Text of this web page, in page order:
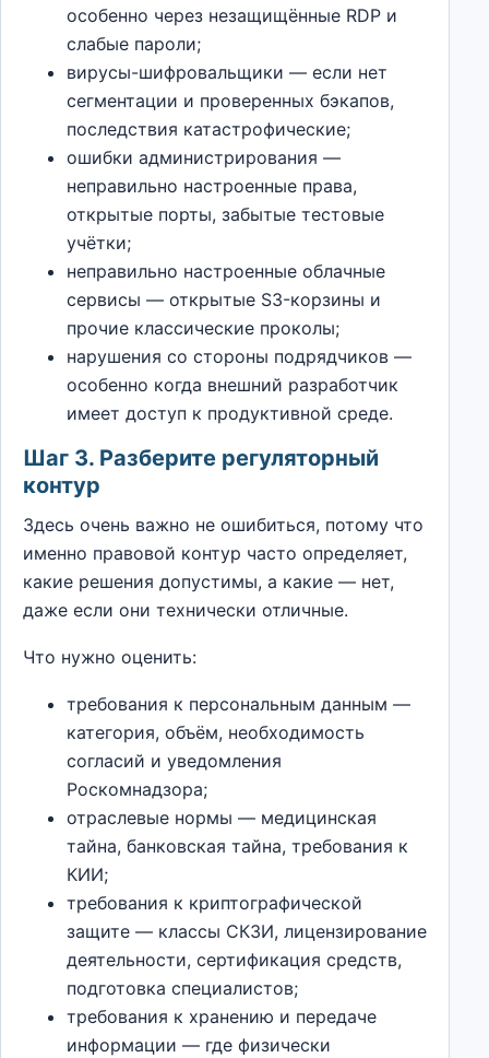
особенно через незащищённые RDP и
слабые пароли;
вирусы-шифровальщики — если нет
сегментации и проверенных бэкапов,
последствия катастрофические;
ошибки администрирования —
неправильно настроенные права,
открытые порты, забытые тестовые
учётки;
неправильно настроенные облачные
сервисы — открытые S3-корзины и
прочие классические проколы;
нарушения со стороны подрядчиков —
особенно когда внешний разработчик
имеет доступ к продуктивной среде.
Шаг 3. Разберите регуляторный
контур
Здесь очень важно не ошибиться, потому что
именно правовой контур часто определяет,
какие решения допустимы, а какие — нет,
даже если они технически отличные.
Что нужно оценить:
требования к персональным данным —
категория, объём, необходимость
согласий и уведомления
Роскомнадзора;
отраслевые нормы — медицинская
тайна, банковская тайна, требования к
КИИ;
требования к криптографической
защите — классы СКЗИ, лицензирование
деятельности, сертификация средств,
подготовка специалистов;
требования к хранению и передаче
информации — где физически